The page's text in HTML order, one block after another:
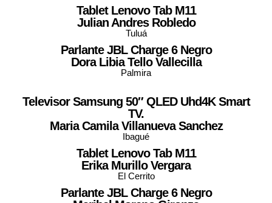
Tablet Lenovo Tab M11
Julian Andres Robledo
Tuluá
Parlante JBL Charge 6 Negro
Dora Libia Tello Vallecilla
Palmira
Televisor Samsung 50″ QLED Uhd4K Smart
TV.
Maria Camila Villanueva Sanchez
Ibagué
Tablet Lenovo Tab M11
Erika Murillo Vergara
El Cerrito
Parlante JBL Charge 6 Negro